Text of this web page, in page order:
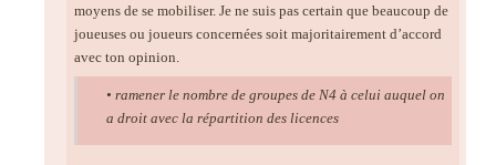
moyens de se mobiliser. Je ne suis pas certain que beaucoup de
joueuses ou joueurs concernées soit majoritairement d’accord
avec ton opinion.
• ramener le nombre de groupes de N4 à celui auquel on
a droit avec la répartition des licences